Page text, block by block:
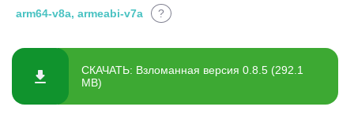
arm64-v8a, armeabi-v7a
?
СКАЧАТЬ: Взломанная версия 0.8.5 (292.1
MB)